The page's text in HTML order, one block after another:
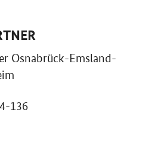
Osnabrück-Emsland-
136